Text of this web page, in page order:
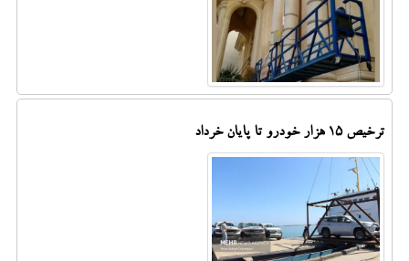
ترخیص ۱۵ هزار خودرو تا پایان خرداد